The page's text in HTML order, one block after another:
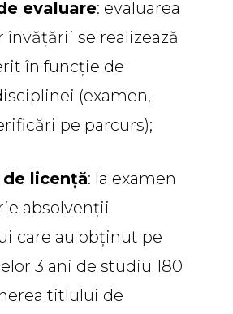
evaluare: evaluarea
învățării se realizează
în funcție de
(examen,
pe parcurs);
licență: la examen
absolvenții
care au obținut pe
3 ani de studiu 180
titlului de